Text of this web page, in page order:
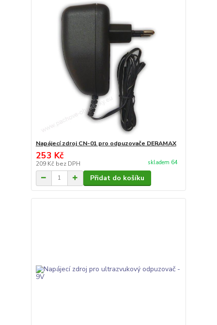
Napájecí zdroj CN-01 pro odpuzovače DERAMAX
253 Kč
209 Kč bez DPH skladem 64
Přidat do košíku